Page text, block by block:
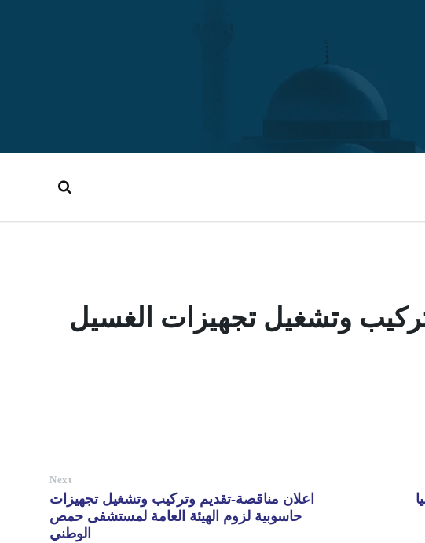
وتشغيل تجهيزات الغسيل
Next
اعلان مناقصة-تقديم وتركيب وتشغيل تجهيزات
حاسوبية لزوم الهيئة العامة لمستشفى حمص
الوطني